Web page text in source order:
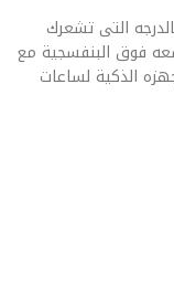
التى تشعرك
فوق البنفسجية مع
الذكية لساعات